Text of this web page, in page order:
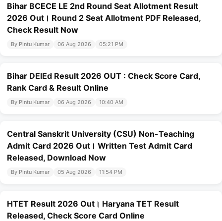
Bihar BCECE LE 2nd Round Seat Allotment Result
2026 Out। Round 2 Seat Allotment PDF Released,
Check Result Now
By Pintu Kumar 06 Aug 2026 05:21 PM
Bihar DElEd Result 2026 OUT : Check Score Card,
Rank Card & Result Online
By Pintu Kumar 06 Aug 2026 10:40 AM
Central Sanskrit University (CSU) Non-Teaching
Admit Card 2026 Out। Written Test Admit Card
Released, Download Now
By Pintu Kumar 05 Aug 2026 11:54 PM
HTET Result 2026 Out। Haryana TET Result
Released, Check Score Card Online